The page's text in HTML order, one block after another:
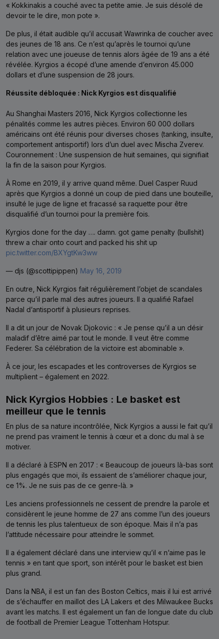
« Kokkinakis a couché avec ta petite amie. Je suis désolé de
devoir te le dire, mon pote ».
De plus, il était audible qu’il accusait Wawrinka de coucher avec
des jeunes de 18 ans. Ce n’est qu’après le tournoi qu’une
relation avec une joueuse de tennis alors âgée de 19 ans a été
révélée. Kyrgios a écopé d’une amende d’environ 45.000
dollars et d’une suspension de 28 jours.
Réussite débloquée : Nick Kyrgios est disqualifié
Au Shanghai Masters 2016, Nick Kyrgios collectionne les
pénalités comme les autres pièces. Environ 60 000 dollars
américains ont été réunis pour diverses choses (tanking, insulte,
comportement antisportif) lors d’un duel avec Mischa Zverev.
Couronnement : Une suspension de huit semaines, qui signifiait
la fin de la saison pour Kyrgios.
À Rome en 2019, il y arrive quand même. Duel Casper Ruud
après que Kyrgios a donné un coup de pied dans une bouteille,
insulté le juge de ligne et fracassé sa raquette pour être
disqualifié d’un tournoi pour la première fois.
Kyrgios done for the day …. damn. got game penalty (bullshit)
threw a chair onto court and packed his shit up
pic.twitter.com/BXYgtKw3ww
— djs (@scottipippen) May 16, 2019
En outre, Nick Kyrgios fait régulièrement l’objet de scandales
parce qu’il parle mal des autres joueurs. Il a qualifié Rafael
Nadal d’antisportif à plusieurs reprises.
Il a dit un jour de Novak Djokovic : « Je pense qu’il a un désir
maladif d’être aimé par tout le monde. Il veut être comme
Federer. Sa célébration de la victoire est abominable ».
À ce jour, les escapades et les controverses de Kyrgios se
multiplient – également en 2022.
Nick Kyrgios Hobbies : Le basket est
meilleur que le tennis
En plus de sa nature incontrôlée, Nick Kyrgios a aussi le fait qu’il
ne prend pas vraiment le tennis à cœur et a donc du mal à se
motiver.
Il a déclaré à ESPN en 2017 : « Beaucoup de joueurs là-bas sont
plus engagés que moi, ils essaient de s’améliorer chaque jour,
ce 1%. Je ne suis pas de ce genre-là. »
Les anciens professionnels ne cessent de prendre la parole et
considèrent le jeune homme de 27 ans comme l’un des joueurs
de tennis les plus talentueux de son époque. Mais il n’a pas
l’attitude nécessaire pour atteindre le sommet.
Il a également déclaré dans une interview qu’il « n’aime pas le
tennis » en tant que sport, son intérêt pour le basket est bien
plus grand.
Dans la NBA, il est un fan des Boston Celtics, mais il lui est arrivé
de s’échauffer en maillot des LA Lakers et des Milwaukee Bucks
avant les matchs. Il est également un fan de longue date du club
de football de Premier League Tottenham Hotspur.